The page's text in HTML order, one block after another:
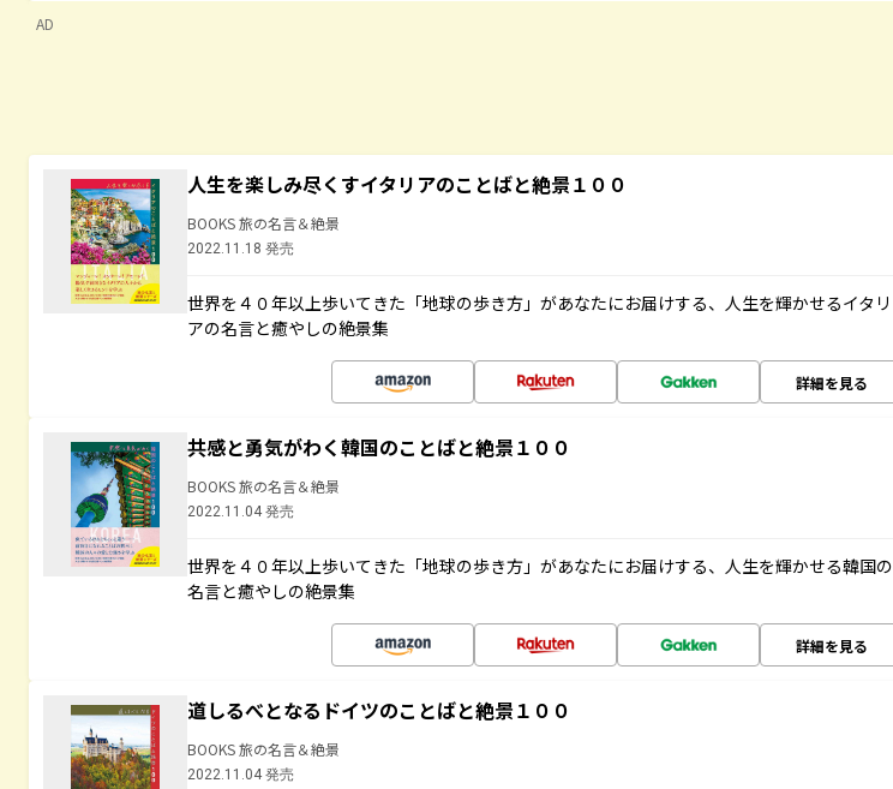
AD
人生を楽しみ尽くすイタリアのことばと絶景１００
BOOKS 旅の名言＆絶景
2022.11.18 発売
世界を４０年以上歩いてきた「地球の歩き方」があなたにお届けする、人生を輝かせるイタリ
アの名言と癒やしの絶景集
詳細を見る
共感と勇気がわく韓国のことばと絶景１００
BOOKS 旅の名言＆絶景
2022.11.04 発売
世界を４０年以上歩いてきた「地球の歩き方」があなたにお届けする、人生を輝かせる韓国の
名言と癒やしの絶景集
詳細を見る
道しるべとなるドイツのことばと絶景１００
BOOKS 旅の名言＆絶景
2022.11.04 発売